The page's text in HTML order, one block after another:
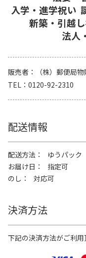
入学・進学祝い
新築・引越
法人
販売者
（株）郵便局
TEL
0120-92-2310
配送情報
配送方法
ゆうパック
お届け日
指定可
のし
対応可
決済方法
下記の決済方法がご利用